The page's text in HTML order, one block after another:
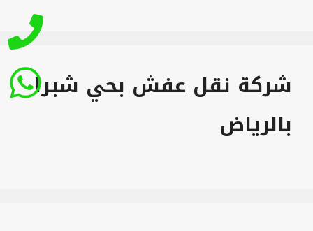
شركة نقل عفش بحي شبرا
بالرياض